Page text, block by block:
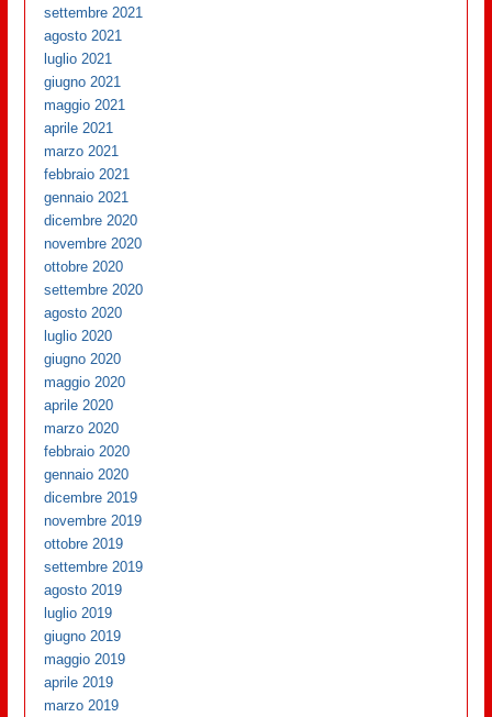
settembre 2021
agosto 2021
luglio 2021
giugno 2021
maggio 2021
aprile 2021
marzo 2021
febbraio 2021
gennaio 2021
dicembre 2020
novembre 2020
ottobre 2020
settembre 2020
agosto 2020
luglio 2020
giugno 2020
maggio 2020
aprile 2020
marzo 2020
febbraio 2020
gennaio 2020
dicembre 2019
novembre 2019
ottobre 2019
settembre 2019
agosto 2019
luglio 2019
giugno 2019
maggio 2019
aprile 2019
marzo 2019